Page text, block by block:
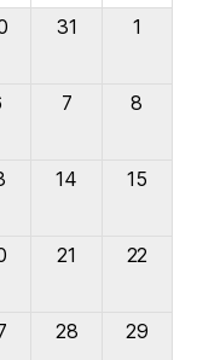
31 1
7 8
14 15
21 22
28 29